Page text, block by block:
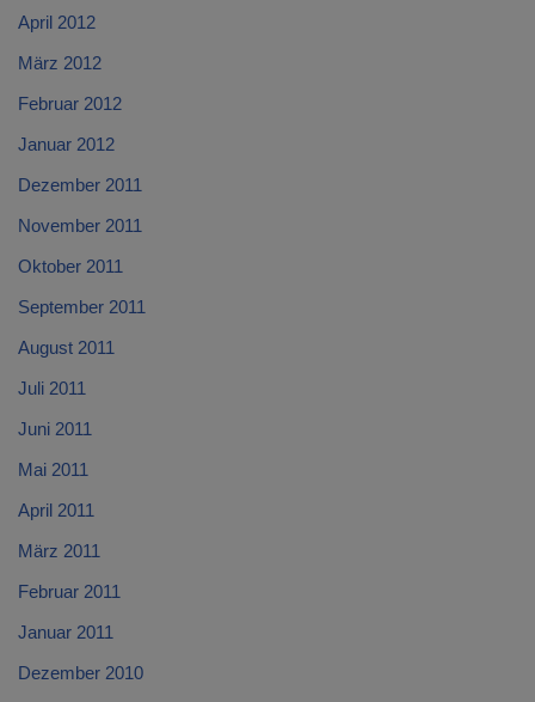
April 2012
März 2012
Februar 2012
Januar 2012
Dezember 2011
November 2011
Oktober 2011
September 2011
August 2011
Juli 2011
Juni 2011
Mai 2011
April 2011
März 2011
Februar 2011
Januar 2011
Dezember 2010